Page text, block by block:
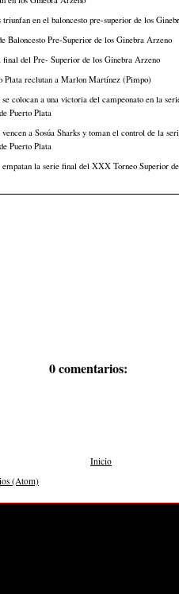
en el baloncesto pre-superior de los
Baloncesto Pre-Superior de los Ginebra Arzeno
final del Pre- Superior de los Ginebra Arzeno
Plata reclutan a Marlon Martínez (Pimpo)
se colocan a una victoria del campeonato en la
Puerto Plata
a Sosúa Sharks y toman el control de la
Puerto Plata
empatan la serie final del XXX Torneo Superior
0 comentarios:
Inicio
(Atom)